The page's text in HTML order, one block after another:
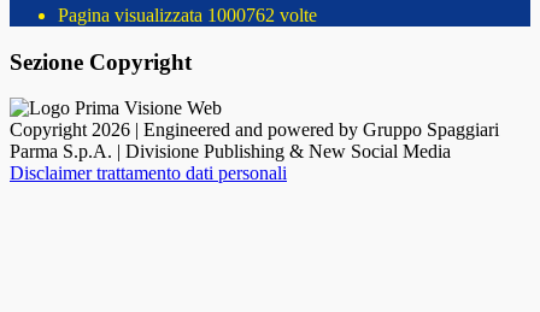
Pagina visualizzata 1000762 volte
Sezione Copyright
Copyright 2026 | Engineered and powered by Gruppo Spaggiari
Parma S.p.A. | Divisione Publishing & New Social Media
Disclaimer trattamento dati personali